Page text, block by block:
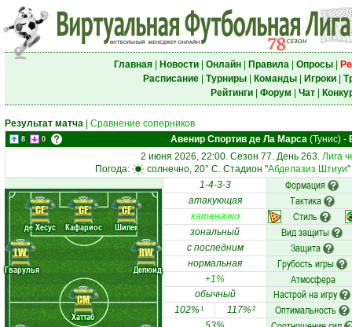
Главная| Новости| Онлайн| Правила| Опросы|
Расписание| Турниры| Команды| Игроки|
Рейтинги| Форум Чат|
Результат матча Сравнение соперников
8 0 Авенир Спортив де Ла Марса (Тунис) -
2 июня 2026, 22:00. Сезон 77. День 263. Лига
Погода:
солнечно, 20° C. Стадион "Абделазиз Штиуи
Гварулья
Хаттаб
Депюид
де Хесус Кафариос Шипек
LW
CM
RW
CF CF CF
1-4-3-3 Формация
атакующая Тактика
катеначчо Стиль
зональный Вид защиты
с последним Защита
нормальная Грубость игры
+1% Атмосфера
обычный Настрой на игру
102%1 117%2 Оптимальность